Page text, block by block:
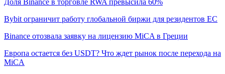
Bybit ограничит работу глобальной биржи для резидентов ЕС
Binance отозвала заявку на лицензию MiCA в Греции
Европа остается без USDT? Что ждет рынок после перехода на
MiCA